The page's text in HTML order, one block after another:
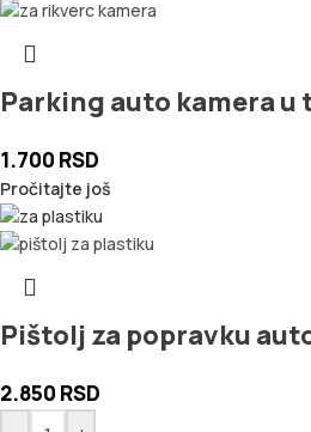
Parking auto kamera
1.700 RSD
Pročitajte još
Pištolj za popravku
2.850 RSD